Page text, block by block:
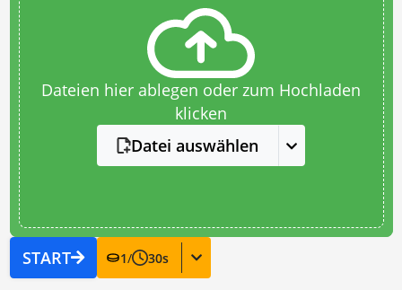
Dateien hier ablegen oder zum Hochladen
klicken
Datei auswählen
START 1/ 30s